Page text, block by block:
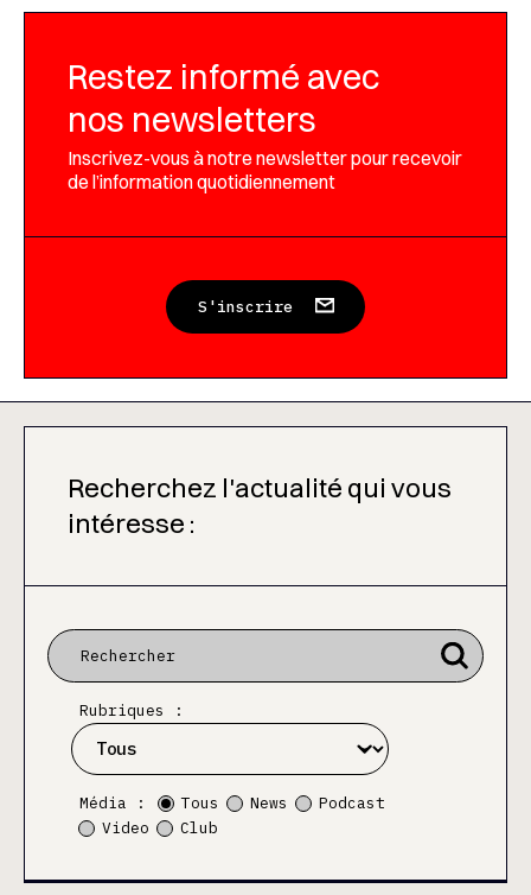
Restez informé avec
nos newsletters
Inscrivez-vous à notre newsletter pour recevoir
de l’information quotidiennement
S'inscrire
Recherchez l'actualité qui vous
intéresse :
Rubriques :
Média : Tous News
Podcast
Video
Club